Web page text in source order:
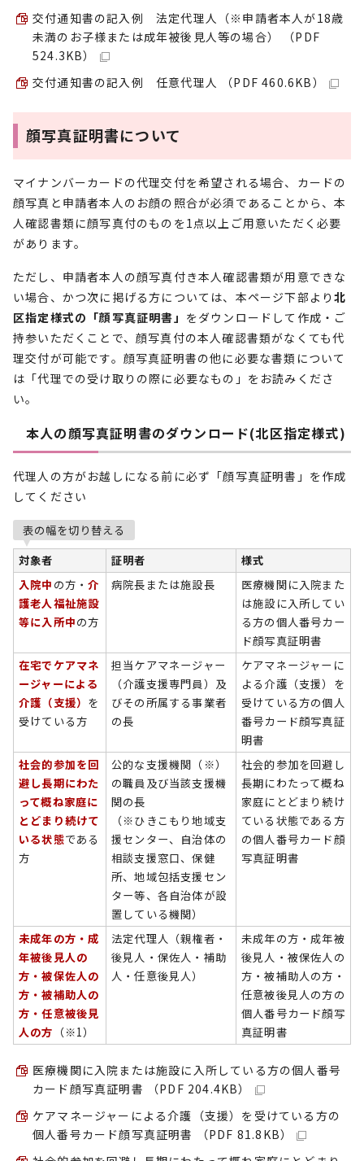
交付通知書の記入例 法定代理人（※申請者本人が18歳
未満のお子様または成年被後見人等の場合） （PDF
524.3KB）
交付通知書の記入例 任意代理人 （PDF 460.6KB）
顔写真証明書について
マイナンバーカードの代理交付を希望される場合、カードの
顔写真と申請者本人のお顔の照合が必須であることから、本
人確認書類に顔写真付のものを1点以上ご用意いただく必要
があります。
ただし、申請者本人の顔写真付き本人確認書類が用意できな
い場合、かつ次に掲げる方については、本ページ下部より北
区指定様式の「顔写真証明書」 をダウンロードして作成・ご
持参いただくことで、顔写真付の本人確認書類がなくても代
理交付が可能です。顔写真証明書の他に必要な書類について
は「代理での受け取りの際に必要なもの」をお読みくださ
い。
本人の顔写真証明書のダウンロード(北区指定様式)
代理人の方がお越しになる前に必ず「顔写真証明書」を作成
してください
表の幅を切り替える
対象者
証明者
様式
入院中 の方・介
護老人福祉施設
等に入所中の方
病院長または施設長
医療機関に入院また
は施設に入所してい
る方の個人番号カー
ド顔写真証明書
在宅でケアマネ
ージャーによる
介護（支援） を
受けている方
担当ケアマネージャー
（介護支援専門員）及
びその所属する事業者
の長
ケアマネージャーに
よる介護（支援）を
受けている方の個人
番号カード顔写真証
明書
社会的参加を回
避し長期にわた
って概ね家庭に
とどまり続けて
いる状態である
方
公的な支援機関（※）
の職員及び当該支援機
関の長
（※ひきこもり地域支
援センター、自治体の
相談支援窓口、保健
所、地域包括支援セン
ター等、各自治体が設
置している機関）
社会的参加を回避し
長期にわたって概ね
家庭にとどまり続け
ている状態である方
の個人番号カード顔
写真証明書
未成年の方・成
年被後見人の
方・被保佐人の
方・被補助人の
方・任意被後見
人の方 （※1）
法定代理人（親権者・
後見人・保佐人・補助
人・任意後見人）
未成年の方・成年被
後見人・被保佐人の
方・被補助人の方・
任意被後見人の方の
個人番号カード顔写
真証明書
医療機関に入院または施設に入所している方の個人番号
カード顔写真証明書 （PDF 204.4KB）
ケアマネージャーによる介護（支援）を受けている方の
個人番号カード顔写真証明書 （PDF 81.8KB）